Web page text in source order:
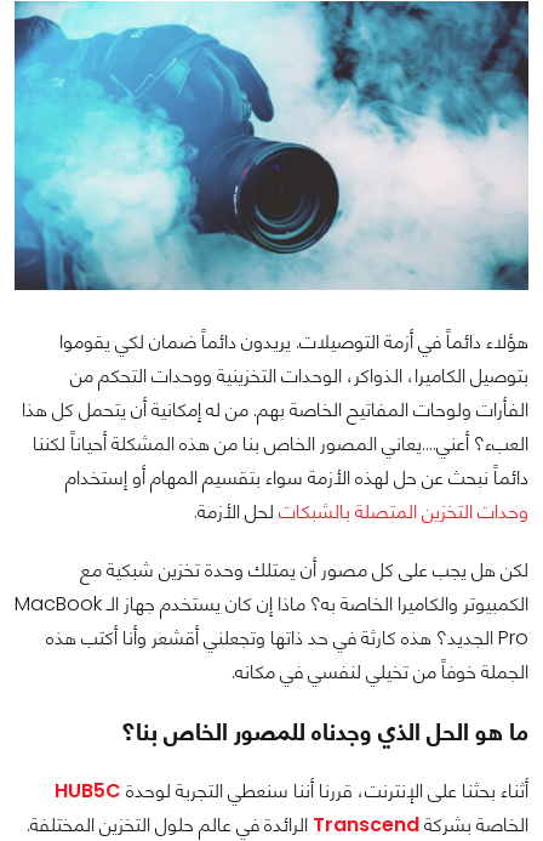
هؤلاء دائماً في أزمة التوصيلات. يريدون دائماً ضمان لكي يقوموا
بتوصيل الكاميرا، الذواكر، الوحدات التخزينية ووحدات التحكم من
الفأرات ولوحات المفاتيح الخاصة بهم. من له إمكانية أن يتحمل كل هذا
العبء؟ أعني….يعاني المصور الخاص بنا من هذه المشكلة أحياناً لكننا
دائماً نبحث عن حل لهذه الأزمة سواء بتقسيم المهام أو إستخدام
وحدات التخزين المتصلة بالشبكات لحل الأزمة.
لكن هل يجب على كل مصور أن يمتلك وحدة تخزين شبكية مع
الكمبيوتر والكاميرا الخاصة به؟ ماذا إن كان يستخدم جهاز الـ MacBook
Pro الجديد؟ هذه كارثة في حد ذاتها وتجعلني أقشعر وأنا أكتب هذه
الجملة خوفاً من تخيلي لنفسي في مكانه.
ما هو الحل الذي وجدناه للمصور الخاص بنا؟
أثناء بحثنا على الإنترنت، قررنا أننا سنعطي التجربة لوحدة HUB5C
الخاصة بشركةTranscend الرائدة في عالم حلول التخزين المختلفة.